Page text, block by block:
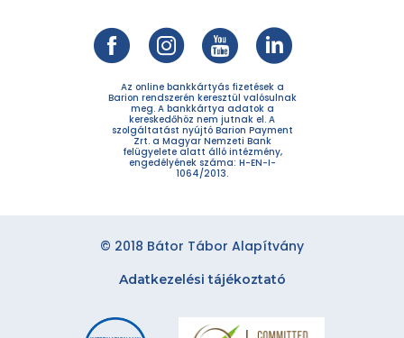
Az online bankkártyás fizetések a
Barion rendszerén keresztül valósulnak
meg. A bankkártya adatok a
kereskedőhöz nem jutnak el. A
szolgáltatást nyújtó Barion Payment
Zrt. a Magyar Nemzeti Bank
felügyelete alatt álló intézmény,
engedélyének száma: H-EN-I-
1064/2013.
© 2018 Bátor Tábor Alapítvány
Adatkezelési tájékoztató